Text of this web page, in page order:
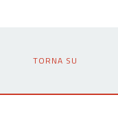
TORNA SU